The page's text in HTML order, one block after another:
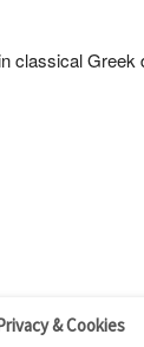
classical Greek
& Cookies